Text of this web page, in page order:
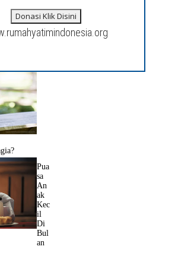
Donasi Klik Disini
Pua
sa
An
ak
Kec
il
Di
Bul
an